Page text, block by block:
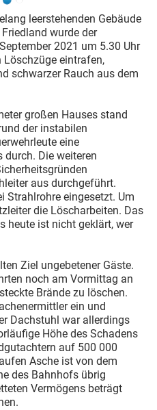
leerstehenden Gebäude
wurde der
2021 um 5.30 Uhr
Löschzüge eintrafen,
schwarzer Rauch aus dem
großen Hauses stand
der instabilen
eine
durch. Die weiteren
aus durchgeführt.
Strahlrohre eingesetzt. Um
die Löscharbeiten. Das
heute ist nicht geklärt, wer
Ziel ungebetener Gäste.
noch am Vormittag an
Brände zu löschen.
ein und
Dachstuhl war allerdings
Höhe des Schadens
auf 500 000
Asche ist von dem
des Bahnhofs übrig
Vermögens beträgt